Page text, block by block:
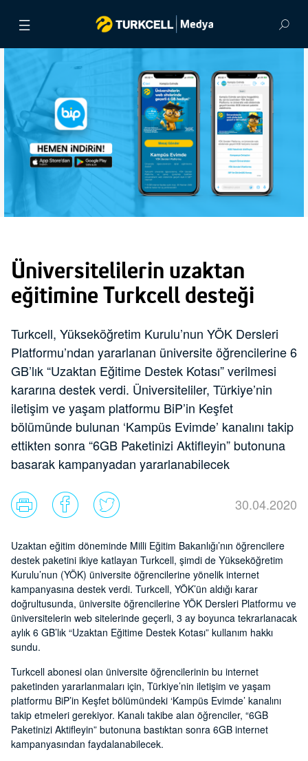
BASIN BÜLTENLERİ
VİDEOLAR
GÖRSEL ARŞİV
İLETİŞİM
Üniversitelilerin uzaktan
eğitimine Turkcell desteği
Turkcell, Yükseköğretim Kurulu’nun YÖK Dersleri
Platformu’ndan yararlanan üniversite öğrencilerine 6
GB’lık “Uzaktan Eğitime Destek Kotası” verilmesi
kararına destek verdi. Üniversiteliler, Türkiye’nin
iletişim ve yaşam platformu BiP’in Keşfet
bölümünde bulunan ‘Kampüs Evimde’ kanalını takip
ettikten sonra “6GB Paketinizi Aktifleyin” butonuna
basarak kampanyadan yararlanabilecek
30.04.2020
Uzaktan eğitim döneminde Milli Eğitim Bakanlığı’nın öğrencilere
destek paketini ikiye katlayan Turkcell, şimdi de Yükseköğretim
Kurulu’nun (YÖK) üniversite öğrencilerine yönelik internet
kampanyasına destek verdi. Turkcell, YÖK’ün aldığı karar
doğrultusunda, üniversite öğrencilerine YÖK Dersleri Platformu ve
üniversitelerin web sitelerinde geçerli, 3 ay boyunca tekrarlanacak
aylık 6 GB’lık “Uzaktan Eğitime Destek Kotası” kullanım hakkı
sundu.
Turkcell abonesi olan üniversite öğrencilerinin bu internet
paketinden yararlanmaları için, Türkiye’nin iletişim ve yaşam
platformu BiP’in Keşfet bölümündeki ‘Kampüs Evimde’ kanalını
takip etmeleri gerekiyor. Kanalı takibe alan öğrenciler, “6GB
Paketinizi Aktifleyin” butonuna bastıktan sonra 6GB internet
kampanyasından faydalanabilecek.